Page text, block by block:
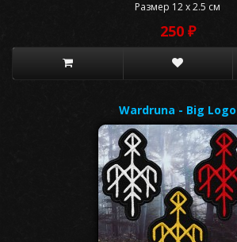
Размер 12 x 2.5 см
250 ₽
Wardruna - Big Logo